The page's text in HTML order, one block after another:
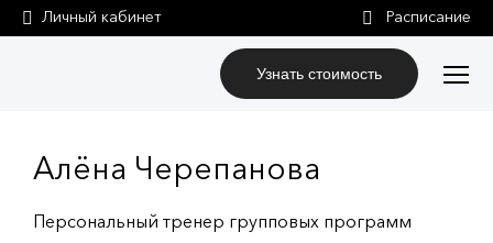
Личный кабинет
Узнать стоимость
Алёна Черепанова
Персональный тренер групповых программ